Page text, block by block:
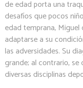
de edad porta una
desafíos que pocos
edad temprana,
adaptarse a su
las adversidades. Su
grande; al contrario,
diversas disciplinas